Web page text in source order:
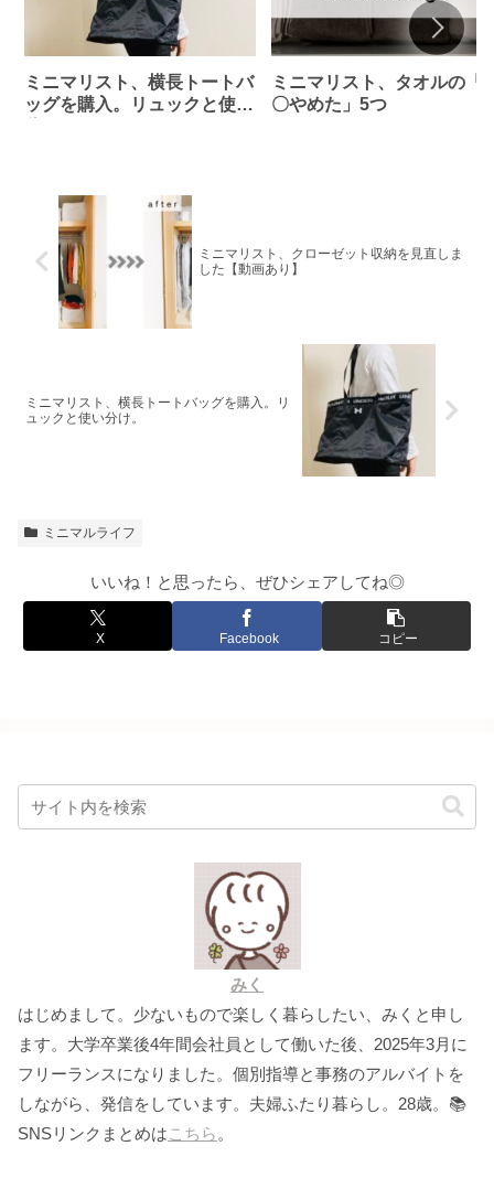
ミニマリスト、横長トートバ
ッグを購入。リュックと使い
ミニマリスト、タオルの「
〇やめた」5つ
ミニマリスト、クローゼット収納を見直しま
した【動画あり】
ミニマリスト、横長トートバッグを購入。リ
ュックと使い分け。
ミニマルライフ
いいね！と思ったら、ぜひシェアしてね◎
X Facebook コピー
みく
はじめまして。少ないもので楽しく暮らしたい、みくと申し
ます。大学卒業後4年間会社員として働いた後、2025年3月に
フリーランスになりました。個別指導と事務のアルバイトを
しながら、発信をしています。夫婦ふたり暮らし。28歳。📚
SNSリンクまとめはこちら 。